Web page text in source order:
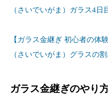
（さいでいがま）ガラス4日
【ガラス金継ぎ 初心者の体
（さいでいがま）グラスの
ガラス金継ぎのやり